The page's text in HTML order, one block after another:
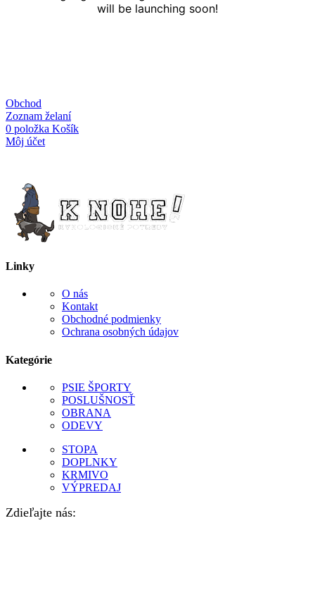
will be launching soon!
Obchod
Zoznam želaní
0 položka Košík
Môj účet
Linky
O nás
Kontakt
Obchodné podmienky
Ochrana osobných údajov
Kategórie
PSIE ŠPORTY
POSLUŠNOSŤ
OBRANA
ODEVY
STOPA
DOPLNKY
KRMIVO
VÝPREDAJ
Zdieľajte nás: